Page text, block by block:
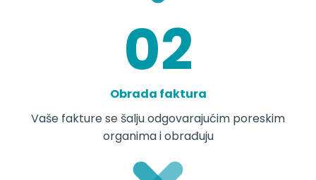
Obrada faktura
Vaše fakture se šalju odgovarajućim poreskim
organima i obrađuju